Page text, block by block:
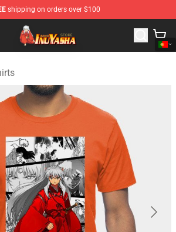
shipping on orders over $100
- Official Inuyasha Merchandise Shop